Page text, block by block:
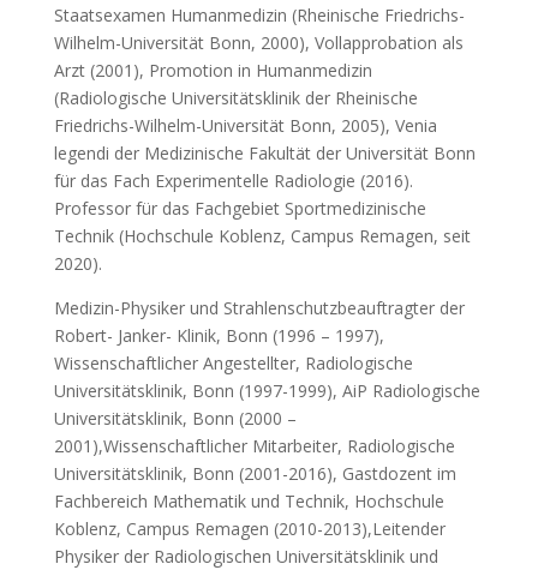
Staatsexamen Humanmedizin (Rheinische Friedrichs-
Wilhelm-Universität Bonn, 2000), Vollapprobation als
Arzt (2001), Promotion in Humanmedizin
(Radiologische Universitätsklinik der Rheinische
Friedrichs-Wilhelm-Universität Bonn, 2005), Venia
legendi der Medizinische Fakultät der Universität Bonn
für das Fach Experimentelle Radiologie (2016).
Professor für das Fachgebiet Sportmedizinische
Technik (Hochschule Koblenz, Campus Remagen, seit
2020).
Medizin-Physiker und Strahlenschutzbeauftragter der
Robert- Janker- Klinik, Bonn (1996 – 1997),
Wissenschaftlicher Angestellter, Radiologische
Universitätsklinik, Bonn (1997-1999), AiP Radiologische
Universitätsklinik, Bonn (2000 –
2001),Wissenschaftlicher Mitarbeiter, Radiologische
Universitätsklinik, Bonn (2001-2016), Gastdozent im
Fachbereich Mathematik und Technik, Hochschule
Koblenz, Campus Remagen (2010-2013),Leitender
Physiker der Radiologischen Universitätsklinik und